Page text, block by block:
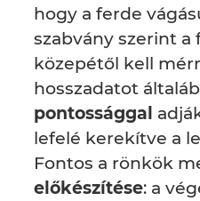
hogy a ferde
szabvány szerint a
közepétől kell
hosszadatot
pontossággal
lefelé kerekítve a
Fontos a rönkök
előkészítése: a